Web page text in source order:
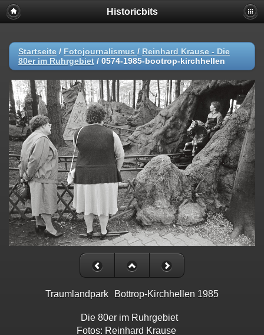
Historicbits
Startseite / Fotojournalismus / Reinhard Krause - Die
80er im Ruhrgebiet / 0574-1985-bootrop-kirchhellen
Traumlandpark Bottrop-Kirchhellen 1985
Die 80er im Ruhrgebiet
Fotos: Reinhard Krause